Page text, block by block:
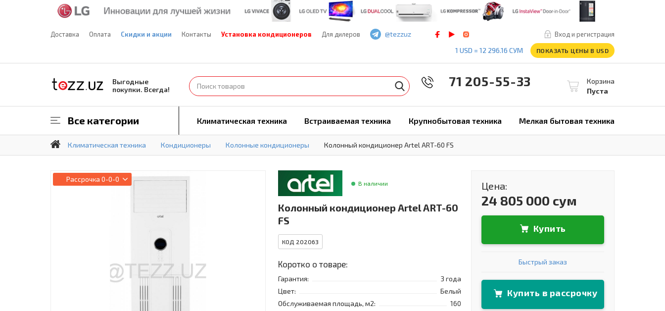
Доставка Оплата Скидки и акции Контакты Установка кондиционеров Для дилеров Вход и регистрация
@tezzuz
1 USD = 12 296.16 СУМ
ПОКАЗАТЬ ЦЕНЫ В USD
Выгодные
покупки. Всегда!
Корзина
Пуста
71 205-55-33
Все категории Климатическая техника Встраиваемая техника Крупнобытовая техника Мелкая бытовая техника
Климатическая техника Кондиционеры Колонные кондиционеры Колонный кондиционер Artel ART-60 FS
Рассрочка 0-0-0
В наличии
Колонный кондиционер Artel ART-60
FS
КОД 202063
Коротко о товаре:
Гарантия:
3 года
Цвет:
Белый
Обслуживаемая площадь, м2:
160
Цена:
24 805 000 сум
Купить
Быстрый заказ
Купить в рассрочку